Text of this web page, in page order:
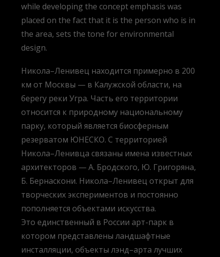
while developing the concept emphasis was
placed on the fact that it is the person who is in
the area, sets the tone for environmental
design.
Никола–Ленивец находится примерно в 200
км от Москвы — в Калужской области, на
берегу реки Угра. Часть его территории
относится к природному национальному
парку, который является биосферным
резерватом ЮНЕСКО. С территорией
Никола–Ленивца связаны имена известных
архитекторов — А. Бродского, Ю. Григоряна,
Б. Бернаскони. Никола–Ленивец открыт для
творческих экспериментов и постоянно
пополняется объектами искусства.
Это единственный в России арт-парк в
котором представлены ландшафтные
инсталляции, объекты лэнд–арта лучших